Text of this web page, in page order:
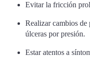
Evitar la fricción
Realizar cambios de
úlceras por presión.
Estar atentos a